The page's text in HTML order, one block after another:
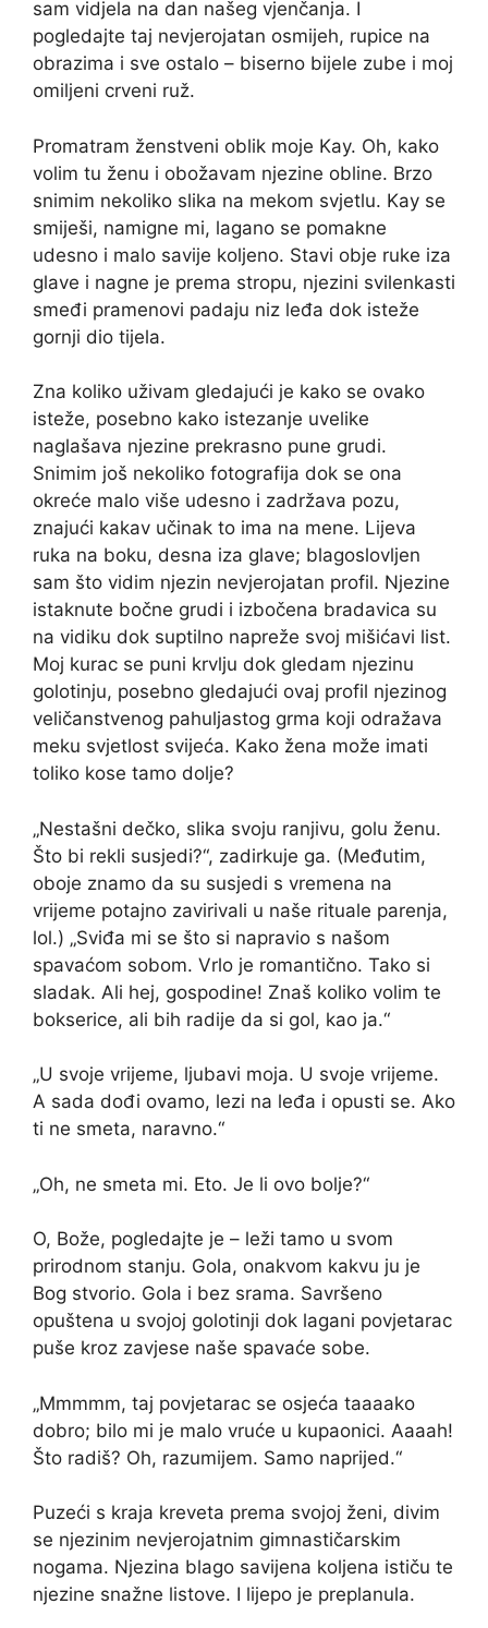
sam vidjela na dan našeg vjenčanja. I
pogledajte taj nevjerojatan osmijeh, rupice na
obrazima i sve ostalo – biserno bijele zube i moj
omiljeni crveni ruž.
Promatram ženstveni oblik moje Kay. Oh, kako
volim tu ženu i obožavam njezine obline. Brzo
snimim nekoliko slika na mekom svjetlu. Kay se
smiješi, namigne mi, lagano se pomakne
udesno i malo savije koljeno. Stavi obje ruke iza
glave i nagne je prema stropu, njezini svilenkasti
smeđi pramenovi padaju niz leđa dok isteže
gornji dio tijela.
Zna koliko uživam gledajući je kako se ovako
isteže, posebno kako istezanje uvelike
naglašava njezine prekrasno pune grudi.
Snimim još nekoliko fotografija dok se ona
okreće malo više udesno i zadržava pozu,
znajući kakav učinak to ima na mene. Lijeva
ruka na boku, desna iza glave; blagoslovljen
sam što vidim njezin nevjerojatan profil. Njezine
istaknute bočne grudi i izbočena bradavica su
na vidiku dok suptilno napreže svoj mišićavi list.
Moj kurac se puni krvlju dok gledam njezinu
golotinju, posebno gledajući ovaj profil njezinog
veličanstvenog pahuljastog grma koji odražava
meku svjetlost svijeća. Kako žena može imati
toliko kose tamo dolje?
„Nestašni dečko, slika svoju ranjivu, golu ženu.
Što bi rekli susjedi?“, zadirkuje ga. (Međutim,
oboje znamo da su susjedi s vremena na
vrijeme potajno zavirivali u naše rituale parenja,
lol.) „Sviđa mi se što si napravio s našom
spavaćom sobom. Vrlo je romantično. Tako si
sladak. Ali hej, gospodine! Znaš koliko volim te
bokserice, ali bih radije da si gol, kao ja.“
„U svoje vrijeme, ljubavi moja. U svoje vrijeme.
A sada dođi ovamo, lezi na leđa i opusti se. Ako
ti ne smeta, naravno.“
„Oh, ne smeta mi. Eto. Je li ovo bolje?“
O, Bože, pogledajte je – leži tamo u svom
prirodnom stanju. Gola, onakvom kakvu ju je
Bog stvorio. Gola i bez srama. Savršeno
opuštena u svojoj golotinji dok lagani povjetarac
puše kroz zavjese naše spavaće sobe.
„Mmmmm, taj povjetarac se osjeća taaaako
dobro; bilo mi je malo vruće u kupaonici. Aaaah!
Što radiš? Oh, razumijem. Samo naprijed.“
Puzeći s kraja kreveta prema svojoj ženi, divim
se njezinim nevjerojatnim gimnastičarskim
nogama. Njezina blago savijena koljena ističu te
njezine snažne listove. I lijepo je preplanula.